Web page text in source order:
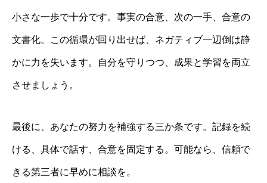
小さな一歩で十分です。事実の合意、次の一手、合意の
文書化。この循環が回り出せば、ネガティブ一辺倒は静
かに力を失います。自分を守りつつ、成果と学習を両立
させましょう。
最後に、あなたの努力を補強する三か条です。記録を続
ける、具体で話す、合意を固定する。可能なら、信頼で
きる第三者に早めに相談を。